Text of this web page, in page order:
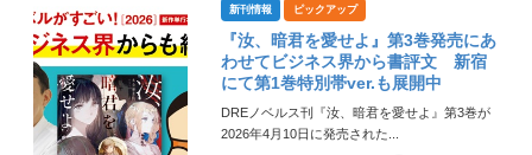
新刊情報 ピックアップ
『汝、暗君を愛せよ』第3巻発売にあ
わせてビジネス界から書評文 新宿
にて第1巻特別帯ver.も展開中
DREノベルス刊『汝、暗君を愛せよ』第3巻が
2026年4月10日に発売された...